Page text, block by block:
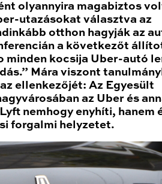
olyannyira magabiztos
utazásokat választva az
otthon hagyják az
a következőt
minden kocsija Uber-autó
Mára viszont
ellenkezőjét: Az Egyesült
az Uber és
nemhogy enyhíti, hanem
forgalmi helyzetet.